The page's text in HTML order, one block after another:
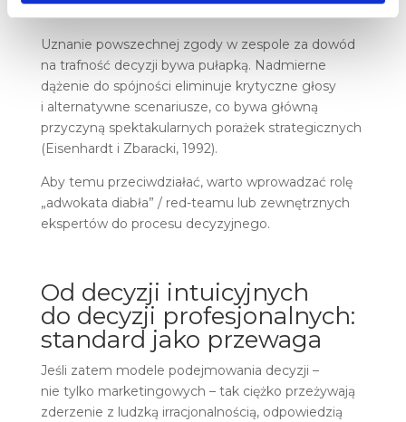
Uznanie powszechnej zgody w zespole za dowód
na trafność decyzji bywa pułapką. Nadmierne
dążenie do spójności eliminuje krytyczne głosy
i alternatywne scenariusze, co bywa główną
przyczyną spektakularnych porażek strategicznych
(Eisenhardt i Zbaracki, 1992).
Aby temu przeciwdziałać, warto wprowadzać rolę
„adwokata diabła” / red-teamu lub zewnętrznych
ekspertów do procesu decyzyjnego.
Od decyzji intuicyjnych
do decyzji profesjonalnych:
standard jako przewaga
Jeśli zatem modele podejmowania decyzji –
nie tylko marketingowych – tak ciężko przeżywają
zderzenie z ludzką irracjonalnością, odpowiedzią